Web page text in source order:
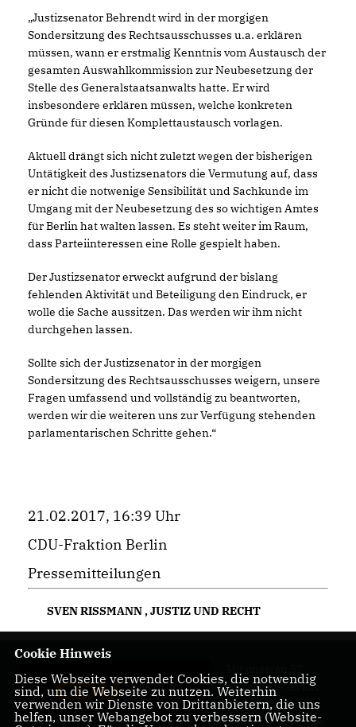
Justizsenator Behrendt wird in der morgigen
Sondersitzung des Rechtsausschusses u.a. erklären
müssen, wann er erstmalig Kenntnis vom Austausch der
gesamten Auswahlkommission zur Neubesetzung der
Stelle des Generalstaatsanwalts hatte. Er wird
insbesondere erklären müssen, welche konkreten
Gründe für diesen Komplettaustausch vorlagen.
Aktuell drängt sich nicht zuletzt wegen der bisherigen
Untätigkeit des Justizsenators die Vermutung auf, dass
er nicht die notwenige Sensibilität und Sachkunde im
Umgang mit der Neubesetzung des so wichtigen Amtes
für Berlin hat walten lassen. Es steht weiter im Raum,
dass Parteiinteressen eine Rolle gespielt haben.
Der Justizsenator erweckt aufgrund der bislang
fehlenden Aktivität und Beteiligung den Eindruck, er
wolle die Sache aussitzen. Das werden wir ihm nicht
durchgehen lassen.
Sollte sich der Justizsenator in der morgigen
Sondersitzung des Rechtsausschusses weigern, unsere
Fragen umfassend und vollständig zu beantworten,
werden wir die weiteren uns zur Verfügung stehenden
parlamentarischen Schritte gehen.“
21.02.2017, 16:39 Uhr
CDU-Fraktion Berlin
Pressemitteilungen
SVEN RISSMANN,JUSTIZ UND RECHT
Abgeordneten aus
allen Bezirken
Berlins sind wir die
Cookie Hinweis
Diese Webseite verwendet Cookies, die notwendig
sind, um die Webseite zu nutzen. Weiterhin
verwenden wir Dienste von Drittanbietern, die uns
helfen, unser Webangebot zu verbessern (Website-